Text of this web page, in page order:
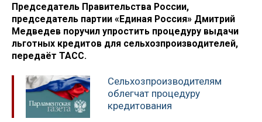
Председатель Правительства России,
председатель партии «Единая Россия» Дмитрий
Медведев поручил упростить процедуру выдачи
льготных кредитов для сельхозпроизводителей,
передаёт ТАСС.
Сельхозпроизводителям
облегчат процедуру
кредитования